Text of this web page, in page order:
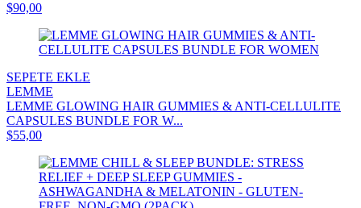
$90,00
SEPETE EKLE
LEMME
LEMME GLOWING HAIR GUMMIES & ANTI-CELLULITE
CAPSULES BUNDLE FOR W...
$55,00